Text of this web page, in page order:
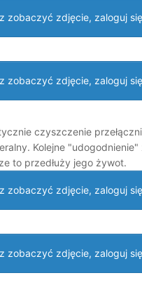
zobaczyć zdjęcie, zaloguj
zobaczyć zdjęcie, zaloguj
czyszczenie
Kolejne
to przedłuży jego żywot.
zobaczyć zdjęcie, zaloguj
zobaczyć zdjęcie, zaloguj